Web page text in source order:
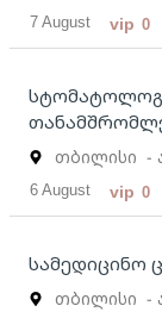
7 August vip 0
თბილისი -
6 August vip 0
სამედიცინო
თბილისი -